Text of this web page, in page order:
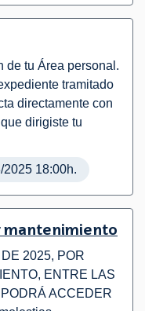
de tu Área personal.
tramitado
directamente con
dirigiste tu
18:00h.
mantenimiento
2025, POR
ENTRE LAS
ACCEDER